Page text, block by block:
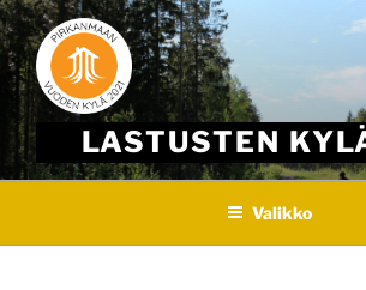
Skip
to
content
LASTUSTEN
Valikko